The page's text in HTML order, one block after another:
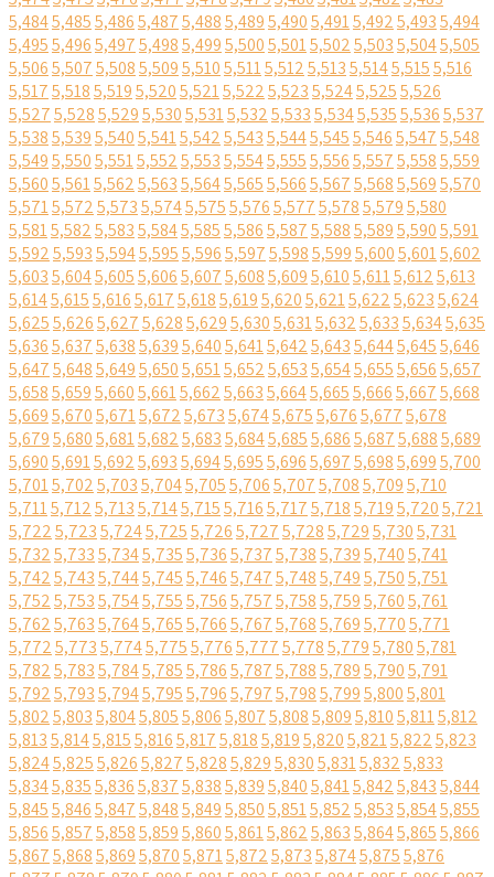
5,4845,4855,4865,4875,4885,4895,4905,4915,4925,4935,494
5,4955,4965,4975,4985,4995,5005,5015,5025,5035,5045,505
5,5065,5075,5085,5095,5105,5115,5125,5135,5145,5155,516
5,5175,5185,5195,5205,5215,5225,5235,5245,5255,526
5,5275,5285,5295,5305,5315,5325,5335,5345,5355,5365,537
5,5385,5395,5405,5415,5425,5435,5445,5455,5465,5475,548
5,5495,5505,5515,5525,5535,5545,5555,5565,5575,5585,559
5,5605,5615,5625,5635,5645,5655,5665,5675,5685,5695,570
5,5715,5725,5735,5745,5755,5765,5775,5785,5795,580
5,5815,5825,5835,5845,5855,5865,5875,5885,5895,5905,591
5,5925,5935,5945,5955,5965,5975,5985,5995,6005,6015,602
5,6035,6045,6055,6065,6075,6085,6095,6105,6115,6125,613
5,6145,6155,6165,6175,6185,6195,6205,6215,6225,6235,624
5,6255,6265,6275,6285,6295,6305,6315,6325,6335,6345,635
5,6365,6375,6385,6395,6405,6415,6425,6435,6445,6455,646
5,6475,6485,6495,6505,6515,6525,6535,6545,6555,6565,657
5,6585,6595,6605,6615,6625,6635,6645,6655,6665,6675,668
5,6695,6705,6715,6725,6735,6745,6755,6765,6775,678
5,6795,6805,6815,6825,6835,6845,6855,6865,6875,6885,689
5,6905,6915,6925,6935,6945,6955,6965,6975,6985,6995,700
5,7015,7025,7035,7045,7055,7065,7075,7085,7095,710
5,7115,7125,7135,7145,7155,7165,7175,7185,7195,7205,721
5,7225,7235,7245,7255,7265,7275,7285,7295,7305,731
5,7325,7335,7345,7355,7365,7375,7385,7395,7405,741
5,7425,7435,7445,7455,7465,7475,7485,7495,7505,751
5,7525,7535,7545,7555,7565,7575,7585,7595,7605,761
5,7625,7635,7645,7655,7665,7675,7685,7695,7705,771
5,7725,7735,7745,7755,7765,7775,7785,7795,7805,781
5,7825,7835,7845,7855,7865,7875,7885,7895,7905,791
5,7925,7935,7945,7955,7965,7975,7985,7995,8005,801
5,8025,8035,8045,8055,8065,8075,8085,8095,8105,8115,812
5,8135,8145,8155,8165,8175,8185,8195,8205,8215,8225,823
5,8245,8255,8265,8275,8285,8295,8305,8315,8325,833
5,8345,8355,8365,8375,8385,8395,8405,8415,8425,8435,844
5,8455,8465,8475,8485,8495,8505,8515,8525,8535,8545,855
5,8565,8575,8585,8595,8605,8615,8625,8635,8645,8655,866
5,8675,8685,8695,8705,8715,8725,8735,8745,8755,876